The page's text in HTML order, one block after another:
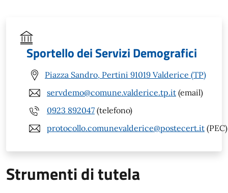
Sportello dei Servizi Demografici
Piazza Sandro, Pertini 91019 Valderice (TP)
servdemo@comune.valderice.tp.it (email)
0923 892047 (telefono)
protocollo.comunevalderice@postecert.it (PEC)
Strumenti di tutela